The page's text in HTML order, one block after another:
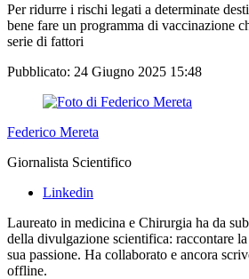
Per ridurre i rischi legati a determinate
bene fare un programma di vaccinazione
serie di fattori
Pubblicato: 24 Giugno 2025 15:48
Federico Mereta
Giornalista Scientifico
Linkedin
Laureato in medicina e Chirurgia ha da
della divulgazione scientifica: raccontare la
sua passione. Ha collaborato e ancora
offline.